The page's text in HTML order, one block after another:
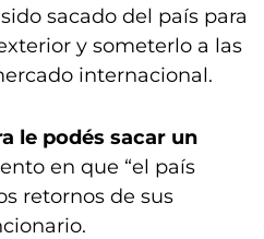
sacado del país para
y someterlo a las
internacional.
le podés sacar un
en que “el país
retornos de sus